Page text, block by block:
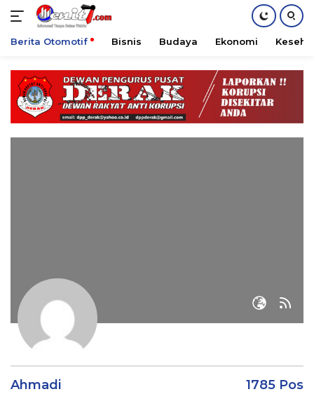
konten
Berita Otomotif Bisnis Budaya Ekonomi
Ahmadi 1785 Pos